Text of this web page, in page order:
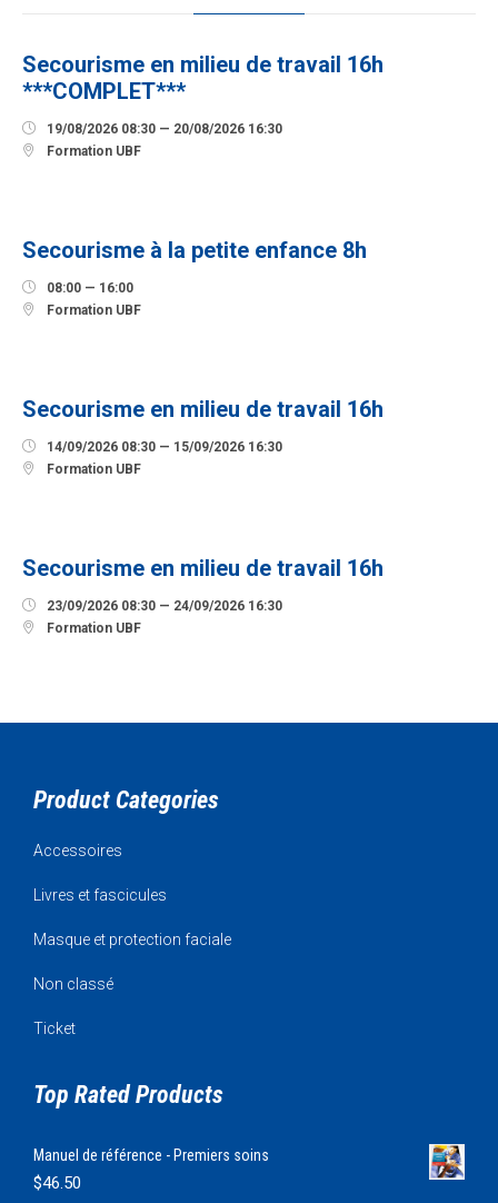
Secourisme en milieu de travail 16h
***COMPLET***
 19/08/2026 08:30 — 20/08/2026 16:30
 Formation UBF
Secourisme à la petite enfance 8h
 08:00 — 16:00
 Formation UBF
Secourisme en milieu de travail 16h
 14/09/2026 08:30 — 15/09/2026 16:30
 Formation UBF
Secourisme en milieu de travail 16h
 23/09/2026 08:30 — 24/09/2026 16:30
 Formation UBF
Product Categories
Accessoires
Livres et fascicules
Masque et protection faciale
Non classé
Ticket
Top Rated Products
Manuel de référence - Premiers soins
$46.50